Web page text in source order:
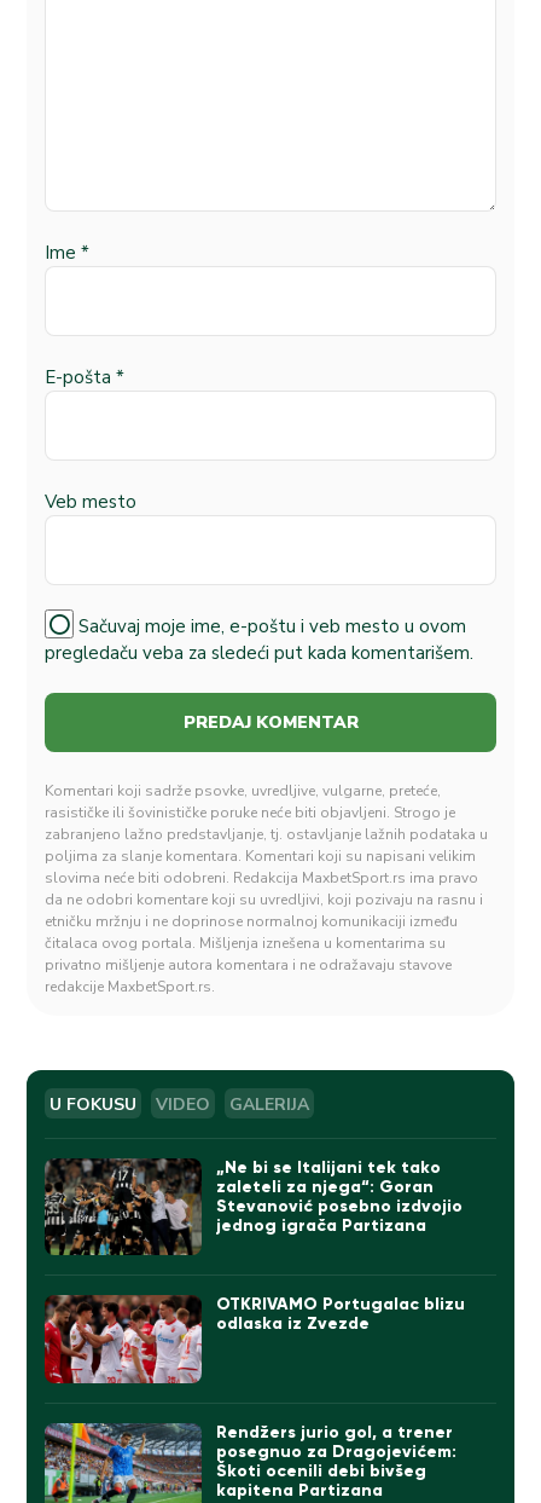
Ime *
E-pošta *
Veb mesto
Sačuvaj moje ime, e-poštu i veb mesto u ovom
pregledaču veba za sledeći put kada komentarišem.
Komentari koji sadrže psovke, uvredljive, vulgarne, preteće,
rasističke ili šovinističke poruke neće biti objavljeni. Strogo je
zabranjeno lažno predstavljanje, tj. ostavljanje lažnih podataka u
poljima za slanje komentara. Komentari koji su napisani velikim
slovima neće biti odobreni. Redakcija MaxbetSport.rs ima pravo
da ne odobri komentare koji su uvredljivi, koji pozivaju na rasnu i
etničku mržnju i ne doprinose normalnoj komunikaciji između
čitalaca ovog portala. Mišljenja iznešena u komentarima su
privatno mišljenje autora komentara i ne odražavaju stavove
redakcije MaxbetSport.rs.
U FOKUSU VIDEO GALERIJA
„Ne bi se Italijani tek tako
zaleteli za njega“: Goran
Stevanović posebno izdvojio
jednog igrača Partizana
OTKRIVAMO Portugalac blizu
odlaska iz Zvezde
Rendžers jurio gol, a trener
posegnuo za Dragojevićem:
Škoti ocenili debi bivšeg
kapitena Partizana